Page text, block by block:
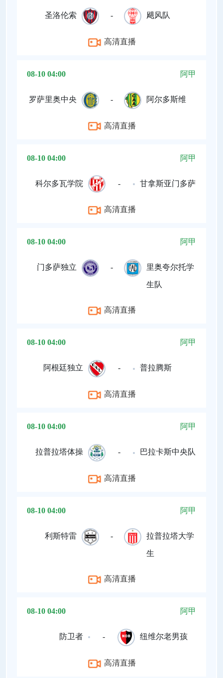
圣洛伦索 - 飓风队
高清直播
08-10 04:00 阿甲
罗萨里奥中央 - 阿尔多斯维
高清直播
08-10 04:00 阿甲
科尔多瓦学院 - 甘拿斯亚门多萨
高清直播
08-10 04:00 阿甲
门多萨独立 - 里奥夸尔托学
生队
高清直播
08-10 04:00 阿甲
阿根廷独立 - 普拉腾斯
高清直播
08-10 04:00 阿甲
拉普拉塔体操 - 巴拉卡斯中央队
高清直播
08-10 04:00 阿甲
利斯特雷 - 拉普拉塔大学
生
高清直播
08-10 04:00 阿甲
防卫者 - 纽维尔老男孩
高清直播